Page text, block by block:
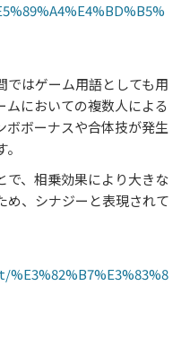
ではゲーム用語としても用
ムにおいての複数人による
ボボーナスや合体技が発生
で、相乗効果により大きな
め、シナジーと表現されて